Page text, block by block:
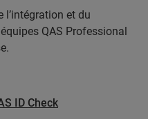
l’intégration et du
QAS Professional
ID Check